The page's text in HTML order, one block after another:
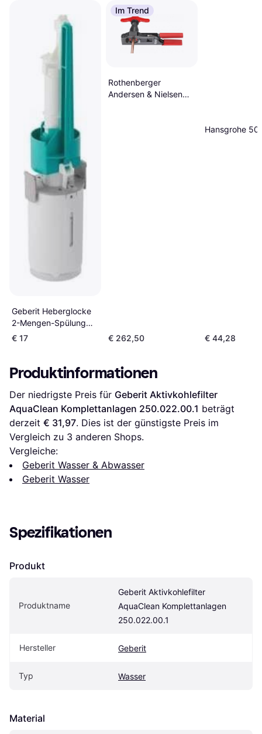
Geberit Heberglocke
2-Mengen-Spülung
für AP-Spülkasten
€ 17
Im Trend
Rothenberger
Andersen & Nielsen
€ 262,50
Hansgrohe
€ 44,28
Produktinformationen
Der niedrigste Preis für Geberit Aktivkohlefilter
AquaClean Komplettanlagen 250.022.00.1 beträgt
derzeit € 31,97. Dies ist der günstigste Preis im
Vergleich zu 3 anderen Shops.
Vergleiche:
Geberit Wasser & Abwasser
Geberit Wasser
Spezifikationen
Produkt
Produktname
Geberit Aktivkohlefilter
AquaClean Komplettanlagen
250.022.00.1
Hersteller Geberit
Typ Wasser
Material